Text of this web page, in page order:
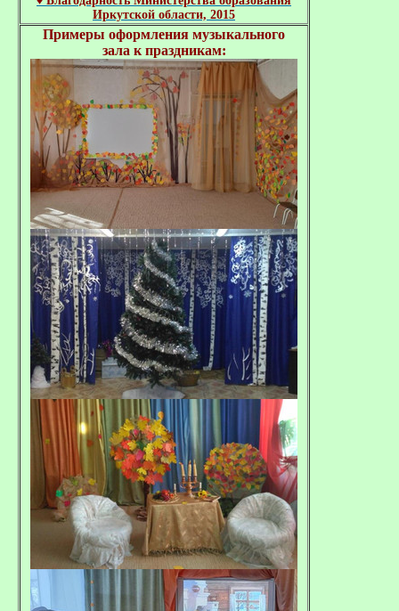
Иркутской области, 2015
Примеры оформления музыкального
зала к праздникам: